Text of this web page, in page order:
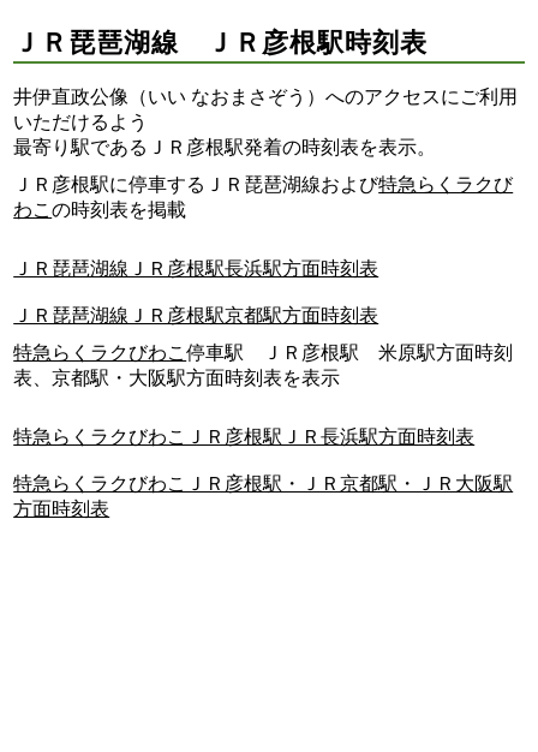
ＪＲ琵琶湖線 ＪＲ彦根駅時刻表
井伊直政公像（いい なおまさぞう）へのアクセスにご利用
いただけるよう
最寄り駅であるＪＲ彦根駅発着の時刻表を表示。
ＪＲ彦根駅に停車するＪＲ琵琶湖線および特急らくラクび
わこの時刻表を掲載
ＪＲ琵琶湖線ＪＲ彦根駅長浜駅方面時刻表
ＪＲ琵琶湖線ＪＲ彦根駅京都駅方面時刻表
特急らくラクびわこ停車駅 ＪＲ彦根駅 米原駅方面時刻
表、京都駅・大阪駅方面時刻表を表示
特急らくラクびわこＪＲ彦根駅ＪＲ長浜駅方面時刻表
特急らくラクびわこＪＲ彦根駅・ＪＲ京都駅・ＪＲ大阪駅
方面時刻表